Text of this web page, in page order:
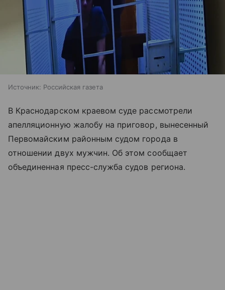
Источник: Российская газета
В Краснодарском краевом суде рассмотрели
апелляционную жалобу на приговор, вынесенный
Первомайским районным судом города в
отношении двух мужчин. Об этом сообщает
объединенная пресс-служба судов региона.